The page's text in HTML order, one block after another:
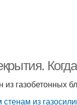
газобетонных